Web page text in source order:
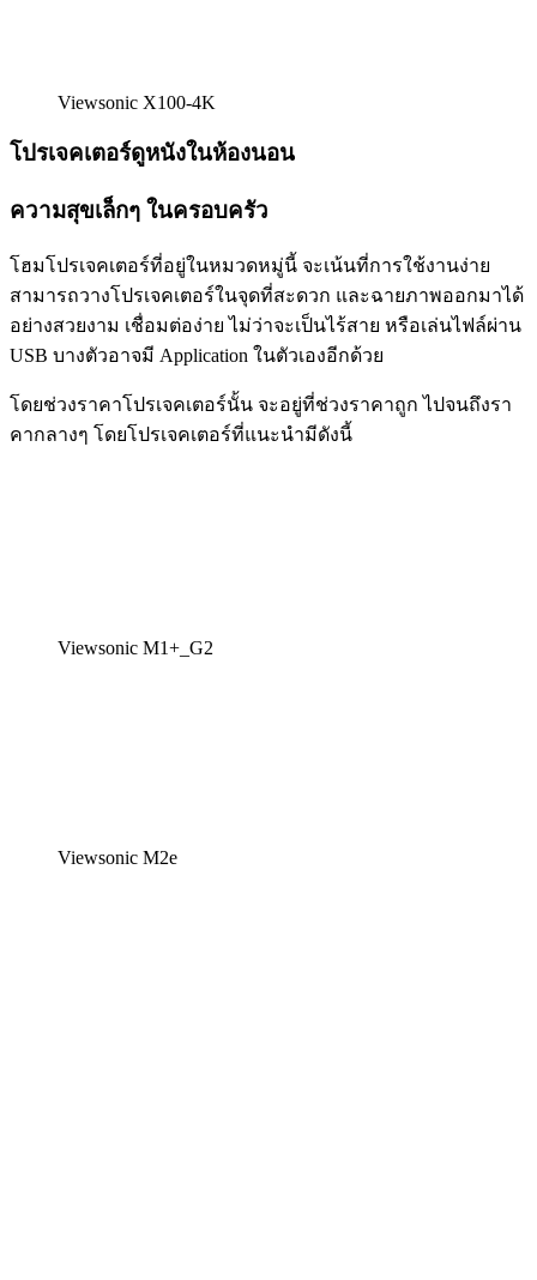
Viewsonic X100-4K
โปรเจคเตอร์ดูหนังในห้องนอน
ความสุขเล็กๆ ในครอบครัว
โฮมโปรเจคเตอร์ที่อยู่ในหมวดหมู่นี้ จะเน้นที่การใช้งานง่าย
สามารถวางโปรเจคเตอร์ในจุดที่สะดวก และฉายภาพออกมาได้
อย่างสวยงาม เชื่อมต่อง่าย ไม่ว่าจะเป็นไร้สาย หรือเล่นไฟล์ผ่าน
USB บางตัวอาจมี Application ในตัวเองอีกด้วย
โดยช่วงราคาโปรเจคเตอร์นั้น จะอยู่ที่ช่วงราคาถูก ไปจนถึงรา
คากลางๆ โดยโปรเจคเตอร์ที่แนะนำมีดังนี้
Viewsonic M1+_G2
Viewsonic M2e